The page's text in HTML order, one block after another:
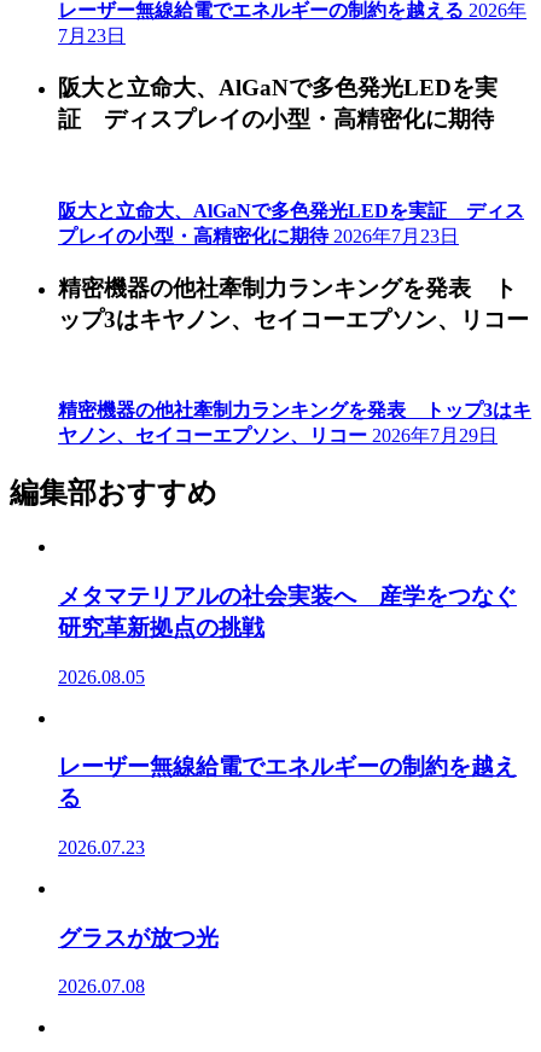
レーザー無線給電でエネルギーの制約を越える 2026年
7月23日
阪大と立命大、AlGaNで多色発光LEDを実
証 ディスプレイの小型・高精密化に期待
阪大と立命大、AlGaNで多色発光LEDを実証 ディス
プレイの小型・高精密化に期待 2026年7月23日
精密機器の他社牽制力ランキングを発表 ト
ップ3はキヤノン、セイコーエプソン、リコー
精密機器の他社牽制力ランキングを発表 トップ3はキ
ヤノン、セイコーエプソン、リコー 2026年7月29日
編集部おすすめ
メタマテリアルの社会実装へ 産学をつなぐ
研究革新拠点の挑戦
2026.08.05
レーザー無線給電でエネルギーの制約を越え
る
2026.07.23
グラスが放つ光
2026.07.08